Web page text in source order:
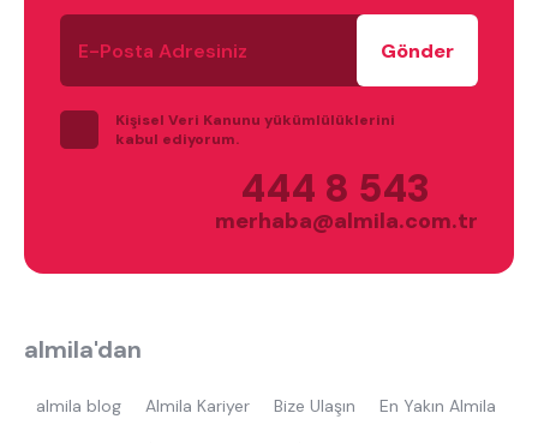
beşik
toddler yatak
puf
çocuk odası
oyuncu sandalyesi
E-
Posta
Adresiniz
Kişisel Veri Kanunu yükümlülüklerini
kabul ediyorum.
444 8 543
merhaba@almila.com.tr
almila'dan
almila blog Almila Kariyer Bize Ulaşın En Yakın Almila